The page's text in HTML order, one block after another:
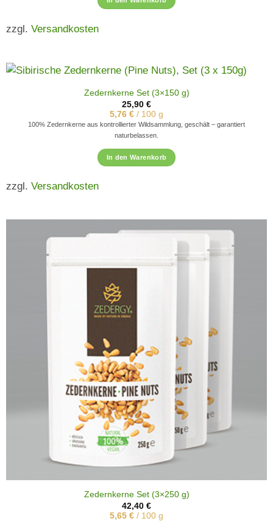
zzgl. Versandkosten
Zedernkerne Set (3×150 g)
25,90 €
5,76 € / 100 g
100% Zedernkerne aus kontrollierter Wildsammlung, geschält – garantiert
naturbelassen.
In den Warenkorb
zzgl. Versandkosten
Zedernkerne Set (3×250 g)
42,40 €
5,65 € / 100 g